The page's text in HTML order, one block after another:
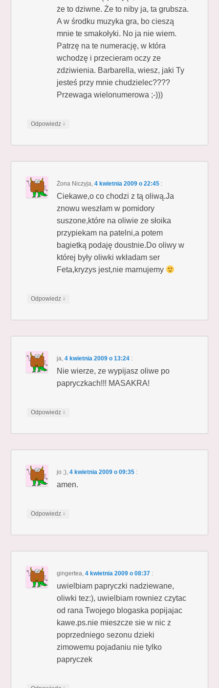
że to dziwne. Że to niby ja, ta grubsza.
A w środku muzyka gra, bo cieszą
mnie te smakołyki. No ja nie wiem.
Patrzę na te numerację, w która
wchodzę i przecieram oczy ze
zdziwienia. Barbarella, wiesz, jaki Ty
jesteś przy mnie chudzielec????
Przewaga wielonumerowa ;-)))
Odpowiedz ↓
Żona Niczyja,4 kwietnia 2009 o 22:45 :
Ciekawe,o co chodzi z tą oliwą.Ja
znowu weszłam w pomidory
suszone,które na oliwie ze słoika
przypiekam na patelni,a potem
bagietką podaję doustnie.Do oliwy w
której były oliwki wkładam ser
Feta,kryzys jest,nie marnujemy
Odpowiedz ↓
ja,4 kwietnia 2009 o 13:24 :
Nie wierze, ze wypijasz oliwe po
papryczkach!!! MASAKRA!
Odpowiedz ↓
jo ;),4 kwietnia 2009 o 09:35 :
amen.
Odpowiedz ↓
gingertea,4 kwietnia 2009 o 08:37 :
uwielbiam papryczki nadziewane,
oliwki tez:), uwielbiam rowniez czytac
od rana Twojego blogaska popijajac
kawe.ps.nie mieszcze sie w nic z
poprzedniego sezonu dzieki
zimowemu pojadaniu nie tylko
papryczek